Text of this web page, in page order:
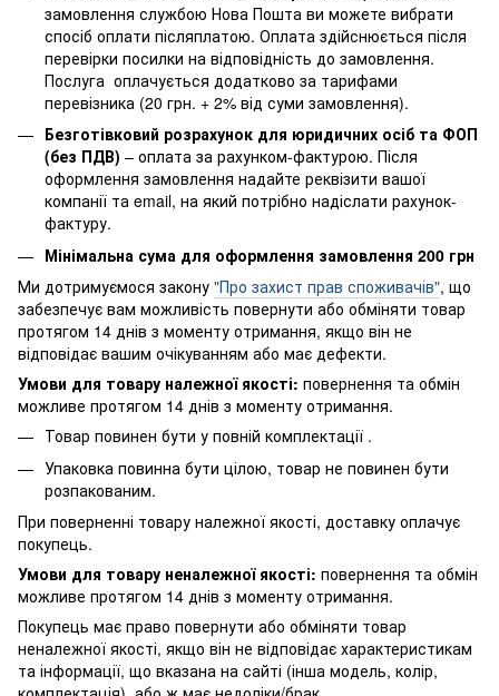
замовлення службою Нова Пошта ви можете вибрати
спосіб оплати післяплатою. Оплата здійснюється після
перевірки посилки на відповідність до замовлення.
Послуга оплачується додатково за тарифами
перевізника (20 грн. + 2% від суми замовлення).
Безготівковий розрахунок для юридичних осіб та ФОП
(без ПДВ) – оплата за рахунком-фактурою. Після
оформлення замовлення надайте реквізити вашої
компанії та email, на який потрібно надіслати рахунок-
фактуру.
Мінімальна сума для оформлення замовлення 200 грн
Ми дотримуємося закону "Про захист прав споживачів", що
забезпечує вам можливість повернути або обміняти товар
протягом 14 днів з моменту отримання, якщо він не
відповідає вашим очікуванням або має дефекти.
Умови для товару належної якості: повернення та обмін
можливе протягом 14 днів з моменту отримання.
Товар повинен бути у повній комплектації .
Упаковка повинна бути цілою, товар не повинен бути
розпакованим.
При поверненні товару належної якості, доставку оплачує
покупець.
Умови для товару неналежної якості: повернення та обмін
можливе протягом 14 днів з моменту отримання.
Покупець має право повернути або обміняти товар
неналежної якості, якщо він не відповідає характеристикам
та інформації, що вказана на сайті (інша модель, колір,